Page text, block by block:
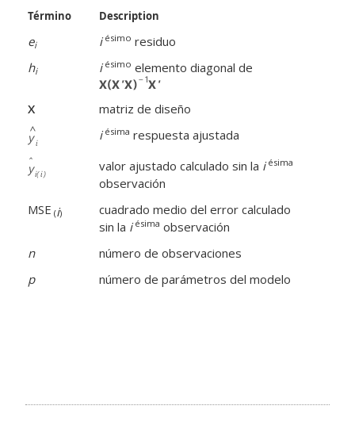
Término Description
ei i ésimo residuo
hi i ésimo elemento diagonal de
X
matriz de diseño
i ésima respuesta ajustada
valor ajustado calculado sin la i ésima
observación
MSE (i)
cuadrado medio del error calculado
sin la i ésima observación
n
número de observaciones
p
número de parámetros del modelo